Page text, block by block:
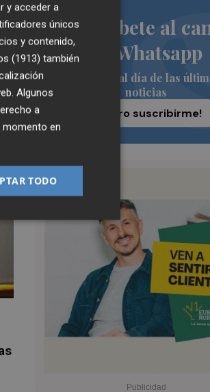
Suscríbete al
de Whatsapp
Siempre al día de las
noticias
¡Quiero suscribirme!
y acceder a
únicos
y contenido,
(1913) también
Algunos
a
momento en
TODO